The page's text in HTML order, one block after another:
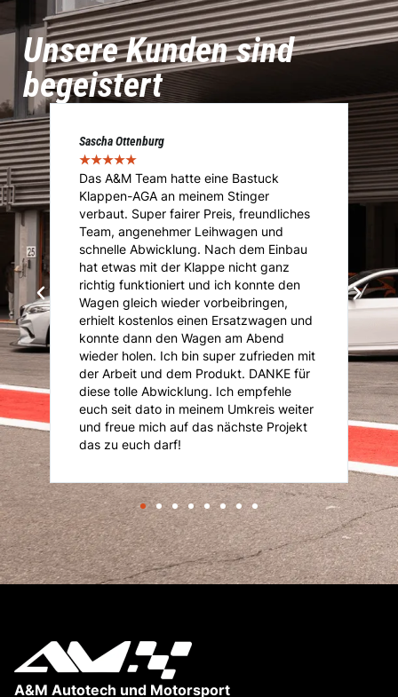
Unsere Kunden sind
begeistert
Sascha Ottenburg
★★★★★
Das A&M Team hatte eine Bastuck
Klappen-AGA an meinem Stinger
verbaut. Super fairer Preis, freundliches
Team, angenehmer Leihwagen und
schnelle Abwicklung. Nach dem Einbau
hat etwas mit der Klappe nicht ganz
richtig funktioniert und ich konnte den
Wagen gleich wieder vorbeibringen,
erhielt kostenlos einen Ersatzwagen und
konnte dann den Wagen am Abend
wieder holen. Ich bin super zufrieden mit
der Arbeit und dem Produkt. DANKE für
diese tolle Abwicklung. Ich empfehle
euch seit dato in meinem Umkreis weiter
und freue mich auf das nächste Projekt
das zu euch darf!
★
A&M Autotech und Motorsport